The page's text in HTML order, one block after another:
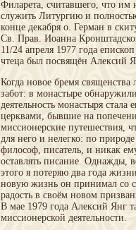
Филарета, считавшего, что им
служить Литургию и
конце декабря о. Герман в
Св. Прав. Иоанна
11/24 апреля 1977 года
чтеца был посвящён Алексий
Когда новое бремя
забот: в монастыре
деятельность монастыря
церквами, бывшие на
миссионерские путешествия,
для него и нелегко: по
философ, писатель, и никак
оставлять писание. Однажды,
этого я потеряю два года
новую жизнь он принимал со
радость в своём новом
В мае 1979 года Алексий Янг
миссионерской деятельности.